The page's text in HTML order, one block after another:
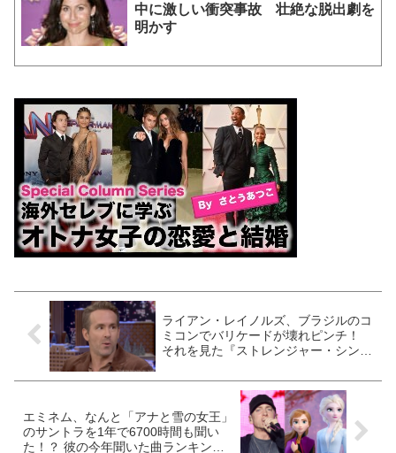
中に激しい衝突事故 壮絶な脱出劇を
明かす
ライアン・レイノルズ、ブラジルのコ
ミコンでバリケードが壊れピンチ！
それを見た『ストレンジャー・シング
話題に
エミネム、なんと「アナと雪の女王」
のサントラを1年で6700時間も聞い
た！？ 彼の今年聞いた曲ランキング